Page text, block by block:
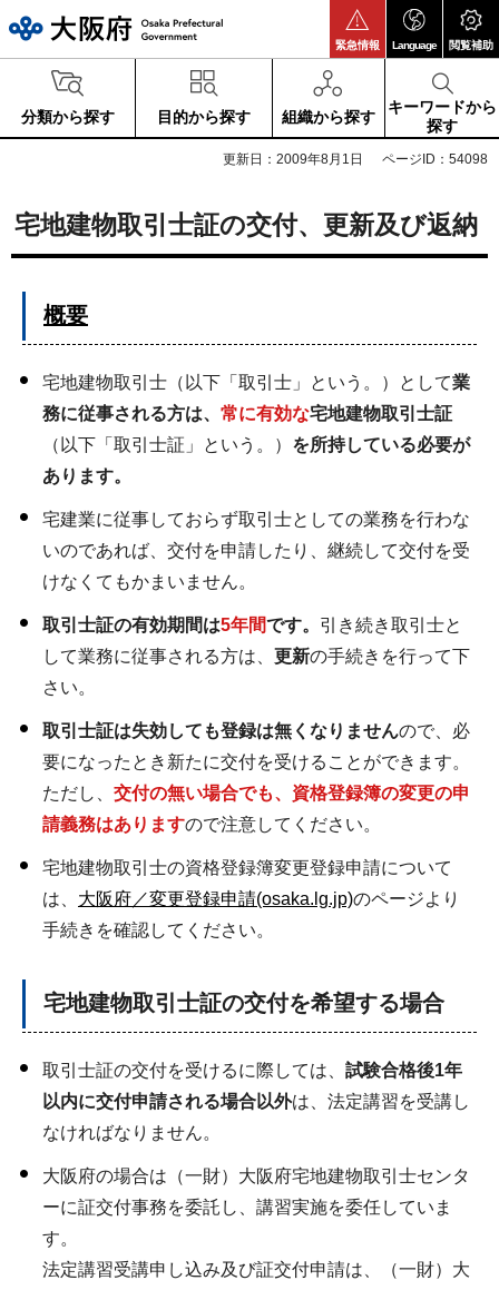
緊急情報 Language 閲覧補助
分類から探す 目的から探す 組織から探す
キーワードから
探す
更新日：2009年8月1日 ページID：54098
宅地建物取引士証の交付、更新及び返納
概要
宅地建物取引士（以下「取引士」という。）として業
務に従事される方は、 常に有効な宅地建物取引士証
（以下「取引士証」という。） を所持している必要が
あります。
宅建業に従事しておらず取引士としての業務を行わな
いのであれば、交付を申請したり、継続して交付を受
けなくてもかまいません。
取引士証の有効期間は5年間です。 引き続き取引士と
して業務に従事される方は、 更新の手続きを行って下
さい。
取引士証は失効しても登録は無くなりませんので、必
要になったとき新たに交付を受けることができます。
ただし、 交付の無い場合でも、資格登録簿の変更の申
請義務はありますので注意してください。
宅地建物取引士の資格登録簿変更登録申請について
は、 大阪府／変更登録申請(osaka.lg.jp)のページより
手続きを確認してください。
宅地建物取引士証の交付を希望する場合
取引士証の交付を受けるに際しては、 試験合格後1年
以内に交付申請される場合以外は、法定講習を受講し
なければなりません。
大阪府の場合は（一財）大阪府宅地建物取引士センタ
ーに証交付事務を委託し、講習実施を委任していま
す。
法定講習受講申し込み及び証交付申請は、（一財）大